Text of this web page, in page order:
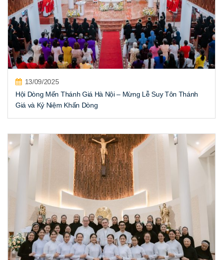
13/09/2025
Hội Dòng Mến Thánh Giá Hà Nội – Mừng Lễ Suy Tôn Thánh
Giá và Kỷ Niệm Khấn Dòng